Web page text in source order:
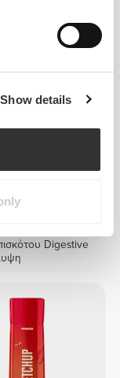
Show details
- 8 sticks
Digestive